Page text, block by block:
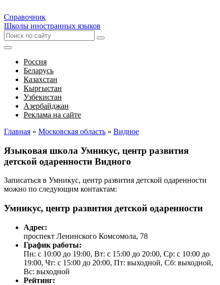
Справочник
Школы иностранных языков
Россия
Беларусь
Казахстан
Кыргыстан
Узбекистан
Азербайджан
Реклама на сайте
Главная » Московская область » Видное
Языковая школа Умникус, центр развития
детской одаренности Видного
Записаться в Умникус, центр развития детской одаренности
можно по следующим контактам:
Умникус, центр развития детской одаренности
Адрес:
проспект Ленинского Комсомола, 78
График работы:
Пн: с 10:00 до 19:00, Вт: с 15:00 до 20:00, Ср: с 10:00 до
19:00, Чт: с 15:00 до 20:00, Пт: выходной, Сб: выходной,
Вс: выходной
Рейтинг: